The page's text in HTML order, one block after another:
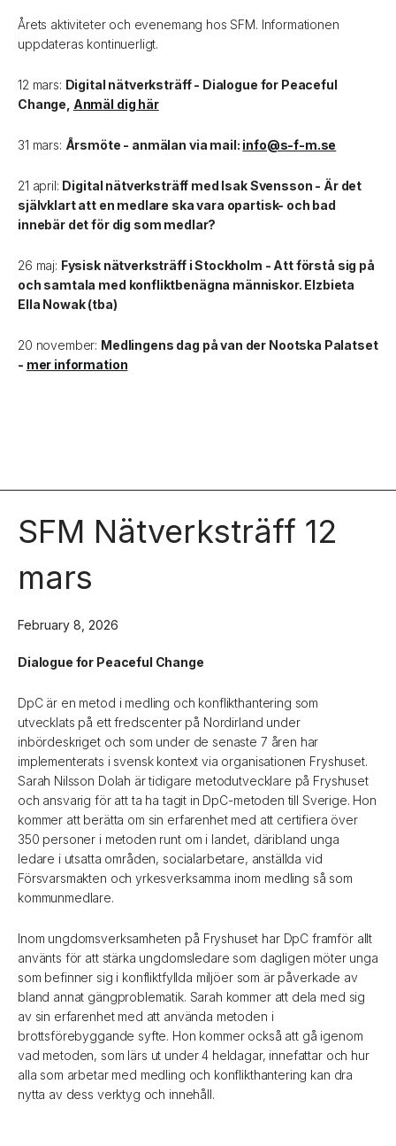
Årets aktiviteter och evenemang hos SFM. Informationen
uppdateras kontinuerligt.
12 mars: Digital nätverksträff - Dialogue for Peaceful
Change, Anmäl dig här
31 mars: Årsmöte - anmälan via mail: info@s-f-m.se
21 april: Digital nätverksträff med Isak Svensson - Är det
självklart att en medlare ska vara opartisk- och bad
innebär det för dig som medlar?
26 maj: Fysisk nätverksträff i Stockholm - Att förstå sig på
och samtala med konfliktbenägna människor. Elzbieta
Ella Nowak (tba)
20 november: Medlingens dag på van der Nootska Palatset
- mer information
SFM Nätverksträff 12
mars
February 8, 2026
Dialogue for Peaceful Change
DpC är en metod i medling och konflikthantering som
utvecklats på ett fredscenter på Nordirland under
inbördeskriget och som under de senaste 7 åren har
implementerats i svensk kontext via organisationen Fryshuset.
Sarah Nilsson Dolah är tidigare metodutvecklare på Fryshuset
och ansvarig för att ta ha tagit in DpC-metoden till Sverige. Hon
kommer att berätta om sin erfarenhet med att certifiera över
350 personer i metoden runt om i landet, däribland unga
ledare i utsatta områden, socialarbetare, anställda vid
Försvarsmakten och yrkesverksamma inom medling så som
kommunmedlare.
Inom ungdomsverksamheten på Fryshuset har DpC framför allt
använts för att stärka ungdomsledare som dagligen möter unga
som befinner sig i konfliktfyllda miljöer som är påverkade av
bland annat gängproblematik. Sarah kommer att dela med sig
av sin erfarenhet med att använda metoden i
brottsförebyggande syfte. Hon kommer också att gå igenom
vad metoden, som lärs ut under 4 heldagar, innefattar och hur
alla som arbetar med medling och konflikthantering kan dra
nytta av dess verktyg och innehåll.